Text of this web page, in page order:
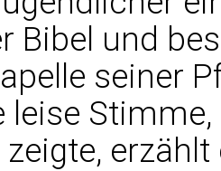
Bibel und
seiner
leise
erzählt